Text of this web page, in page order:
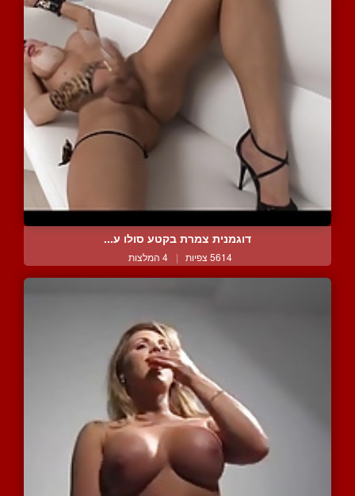
דוגמנית צמרת בקטע סולו ע...
5614 צפיות | 4 המלצות